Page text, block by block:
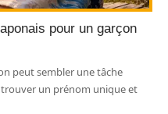
pour un garçon
peut sembler une tâche
un prénom unique et